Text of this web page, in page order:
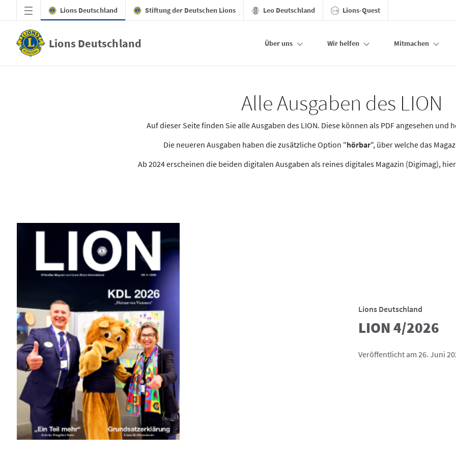
Zum Hauptinhalt springen
Lions Deutschland Stiftung der Deutschen Lions Leo Deutschland Lions-Quest
Lions Deutschland Über uns Wir helfen Mitmachen
Alle Ausgaben des LION
Auf dieser Seite finden Sie alle Ausgaben des LION. Diese können als PDF angesehen und
Die neueren Ausgaben haben die zusätzliche Option "hörbar", über welche das
Ab 2024 erscheinen die beiden digitalen Ausgaben als reines digitales Magazin (Digimag),
Lions Deutschland
LION 4/2026
Veröffentlicht am 26. Juni